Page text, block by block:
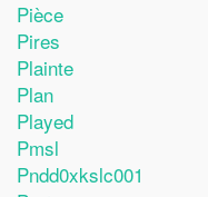
Pièce
Pires
Plainte
Plan
Played
Pmsl
Pndd0xkslc001